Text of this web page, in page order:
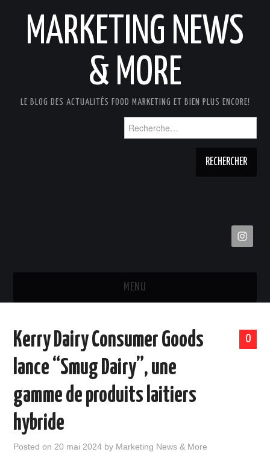
MARKETING NEWS
& MORE
LE BLOG DES ACTUALITÉS FOOD MARKETING ET BIEN PLUS ENCORE!
MENU
DISTRIBUTION
DIGITAL
0
Kerry Dairy Consumer Goods
lance “Smug Dairy”, une
gamme de produits laitiers
hybride
Posted on 20 mai 2024 by Marketing News & More